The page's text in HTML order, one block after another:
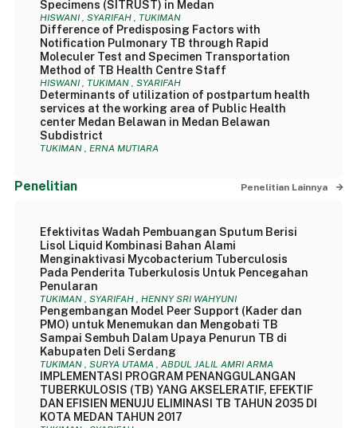
Specimens (SITRUST) in Medan
HISWANI , SYARIFAH , TUKIMAN
Difference of Predisposing Factors with
Notification Pulmonary TB through Rapid
Moleculer Test and Specimen Transportation
Method of TB Health Centre Staff
HISWANI , TUKIMAN , SYARIFAH
Determinants of utilization of postpartum health
services at the working area of Public Health
center Medan Belawan in Medan Belawan
Subdistrict
TUKIMAN , ERNA MUTIARA
Penelitian Penelitian Lainnya
Efektivitas Wadah Pembuangan Sputum Berisi
Lisol Liquid Kombinasi Bahan Alami
Menginaktivasi Mycobacterium Tuberculosis
Pada Penderita Tuberkulosis Untuk Pencegahan
Penularan
TUKIMAN , SYARIFAH , HENNY SRI WAHYUNI
Pengembangan Model Peer Support (Kader dan
PMO) untuk Menemukan dan Mengobati TB
Sampai Sembuh Dalam Upaya Penurun TB di
Kabupaten Deli Serdang
TUKIMAN , SURYA UTAMA , ABDUL JALIL AMRI ARMA
IMPLEMENTASI PROGRAM PENANGGULANGAN
TUBERKULOSIS (TB) YANG AKSELERATIF, EFEKTIF
DAN EFISIEN MENUJU ELIMINASI TB TAHUN 2035 DI
KOTA MEDAN TAHUN 2017